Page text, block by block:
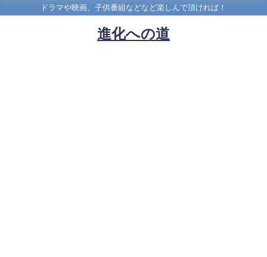
ドラマや映画、子供番組などなど楽しんで頂ければ！
進化への道